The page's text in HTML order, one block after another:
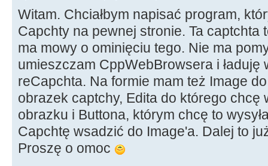
Witam. Chciałbym napisać program,
Capchty na pewnej stronie. Ta captchta
ma mowy o ominięciu tego. Nie ma
umieszczam CppWebBrowsera i ładuję
reCapchta. Na formie mam też Image
obrazek captchy, Edita do którego chcę
obrazku i Buttona, którym chcę to
Capchtę wsadzić do Image'a. Dalej to
Proszę o omoc